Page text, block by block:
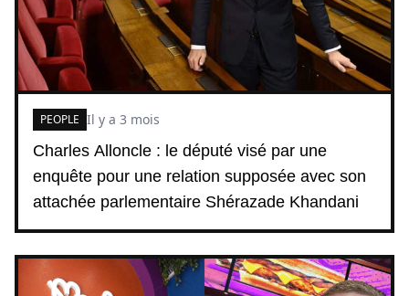
Charles Alloncle : le député visé par une
enquête pour une relation supposée avec son
attachée parlementaire Shérazade Khandani
PEOPLE Il y a 3 mois